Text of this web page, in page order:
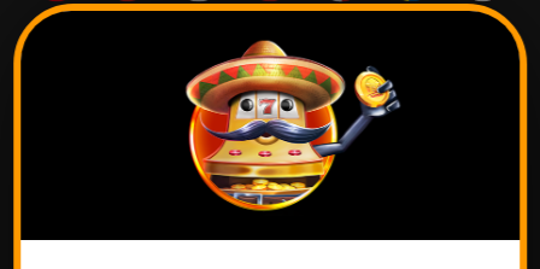
Перейти к промо